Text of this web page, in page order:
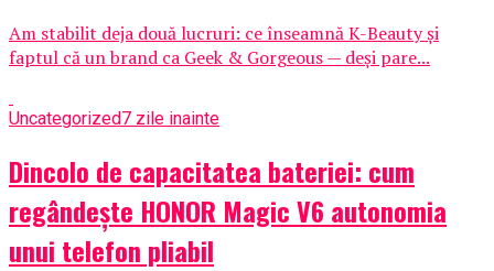
Am stabilit deja două lucruri: ce înseamnă K-Beauty și
faptul că un brand ca Geek & Gorgeous — deși pare...
Uncategorized7 zile inainte
Dincolo de capacitatea bateriei: cum
regândește HONOR Magic V6 autonomia
unui telefon pliabil